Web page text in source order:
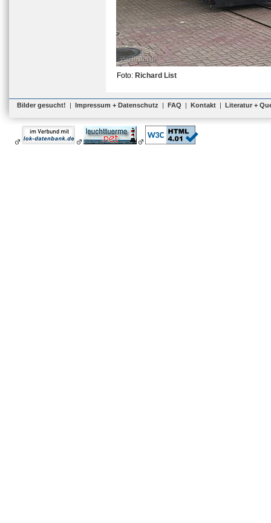
Foto: Richard List
Bilder gesucht! | Impressum + Datenschutz | FAQ | Kontakt | Literatur +